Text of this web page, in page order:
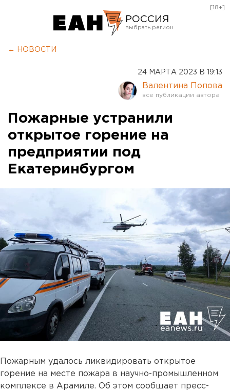
РОССИЯ
Курган
Оренбург
[18+]
← НОВОСТИ
24 МАРТА 2023 В 19:13
Валентина Попова
Пожарные устранили
открытое горение на
предприятии под
Екатеринбургом
Пожарным удалось ликвидировать открытое
горение на месте пожара в научно-промышленном
комплексе в Арамиле. Об этом сообщает пресс-